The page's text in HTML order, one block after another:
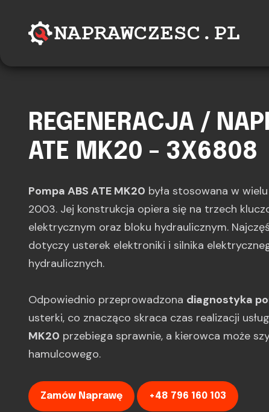
REGENERACJA /
ATE MK20 - 3X6808
Pompa ABS ATE MK20 była stosowana w
2003. Jej konstrukcja opiera się na trzech
elektrycznym oraz bloku hydraulicznym.
dotyczy usterek elektroniki i silnika
hydraulicznych.
Odpowiednio przeprowadzona diagnostyka
usterki, co znacząco skraca czas realizacji
MK20 przebiega sprawnie, a kierowca może
hamulcowego.
Zamów Naprawę +48 796 160 103